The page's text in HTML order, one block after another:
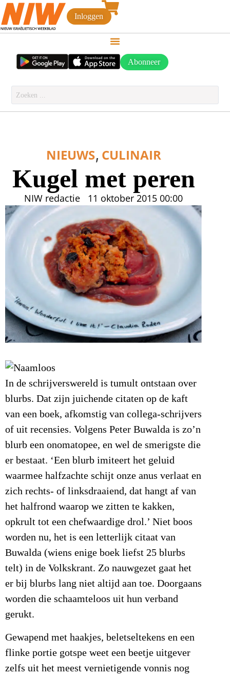
Inloggen
Abonneer
NIEUWS, CULINAIR
Kugel met peren
NIW redactie 11 oktober 2015 00:00
In de schrijverswereld is tumult ontstaan over
blurbs. Dat zijn juichende citaten op de kaft
van een boek, afkomstig van collega-schrijvers
of uit recensies. Volgens Peter Buwalda is zo’n
blurb een onomatopee, en wel de smerigste die
er bestaat. ‘Een blurb imiteert het geluid
waarmee halfzachte schijt onze anus verlaat en
zich rechts- of linksdraaiend, dat hangt af van
het halfrond waarop we zitten te kakken,
opkrult tot een chefwaardige drol.’ Niet boos
worden nu, het is een letterlijk citaat van
Buwalda (wiens enige boek liefst 25 blurbs
telt) in de Volkskrant. Zo nauwgezet gaat het
er bij blurbs lang niet altijd aan toe. Doorgaans
worden die schaamteloos uit hun verband
gerukt.
Gewapend met haakjes, beletseltekens en een
flinke portie gotspe weet een beetje uitgever
zelfs uit het meest vernietigende vonnis nog